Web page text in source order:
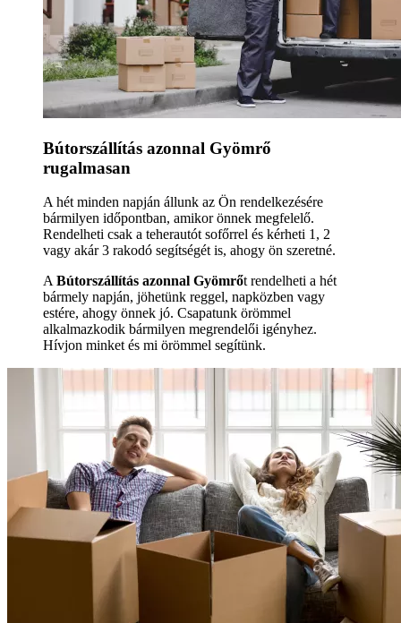
Bútorszállítás azonnal Gyömrő
rugalmasan
A hét minden napján állunk az Ön rendelkezésére
bármilyen időpontban, amikor önnek megfelelő.
Rendelheti csak a teherautót sofőrrel és kérheti 1, 2
vagy akár 3 rakodó segítségét is, ahogy ön szeretné.
A Bútorszállítás azonnal Gyömrőt rendelheti a hét
bármely napján, jöhetünk reggel, napközben vagy
estére, ahogy önnek jó. Csapatunk örömmel
alkalmazkodik bármilyen megrendelői igényhez.
Hívjon minket és mi örömmel segítünk.